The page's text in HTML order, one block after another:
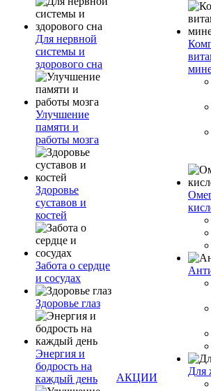
Для нервной
системы и
здорового сна
Улучшение
памяти и
работы мозга
Здоровье
суставов и
костей
Забота о сердце
и сосудах
Здоровье глаз
Энергия и
бодрость на
каждый день
АКЦИИ
Для